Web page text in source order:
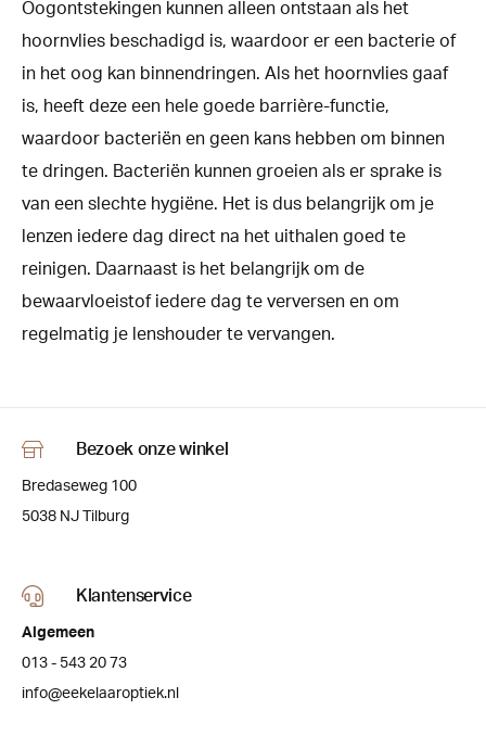
Oogontstekingen kunnen alleen ontstaan als het
hoornvlies beschadigd is, waardoor er een bacterie of
in het oog kan binnendringen. Als het hoornvlies gaaf
is, heeft deze een hele goede barrière-functie,
waardoor bacteriën en geen kans hebben om binnen
te dringen. Bacteriën kunnen groeien als er sprake is
van een slechte hygiëne. Het is dus belangrijk om je
lenzen iedere dag direct na het uithalen goed te
reinigen. Daarnaast is het belangrijk om de
bewaarvloeistof iedere dag te verversen en om
regelmatig je lenshouder te vervangen.
Bezoek onze winkel
Bredaseweg 100
5038 NJ Tilburg
Klantenservice
Algemeen
013 - 543 20 73
info@eekelaaroptiek.nl